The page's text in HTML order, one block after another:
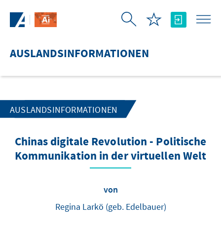
AUSLANDSINFORMATIONEN
AUSLANDSINFORMATIONEN
Chinas digitale Revolution - Politische
Kommunikation in der virtuellen Welt
von
Regina Larkö (geb. Edelbauer)